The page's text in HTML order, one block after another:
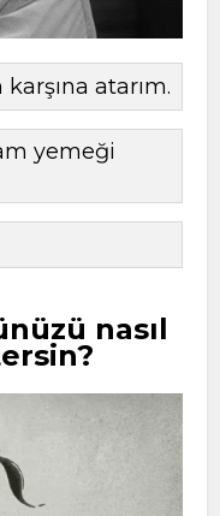
atarım.
yemeği
nasıl